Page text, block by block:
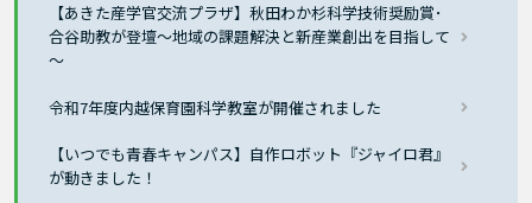
【あきた産学官交流プラザ】秋田わか杉科学技術奨励賞･
合谷助教が登壇～地域の課題解決と新産業創出を目指して
～
令和7年度内越保育園科学教室が開催されました
【いつでも青春キャンパス】自作ロボット『ジャイロ君』
が動きました！